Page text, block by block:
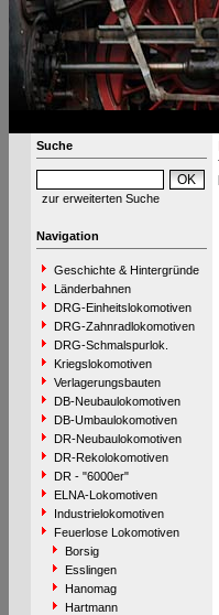
Suche
zur erweiterten Suche
Navigation
Geschichte & Hintergründe
Länderbahnen
DRG-Einheitslokomotiven
DRG-Zahnradlokomotiven
DRG-Schmalspurlok.
Kriegslokomotiven
Verlagerungsbauten
DB-Neubaulokomotiven
DB-Umbaulokomotiven
DR-Neubaulokomotiven
DR-Rekolokomotiven
DR - "6000er"
ELNA-Lokomotiven
Industrielokomotiven
Feuerlose Lokomotiven
Borsig
Esslingen
Hanomag
Hartmann